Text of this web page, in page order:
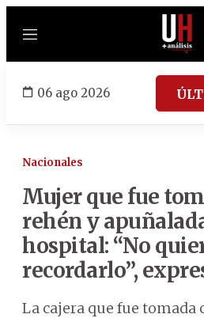
Menú
06 ago 2026
Nacionales
Mujer que fue
rehén y
hospital: “No
recordarlo”,
La cajera que fue tomada